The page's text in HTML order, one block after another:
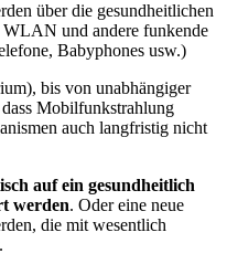
über die gesundheitlichen
und andere funkende
Babyphones usw.)
bis von unabhängiger
Mobilfunkstrahlung
auch langfristig nicht
auf ein gesundheitlich
werden. Oder eine neue
die mit wesentlich